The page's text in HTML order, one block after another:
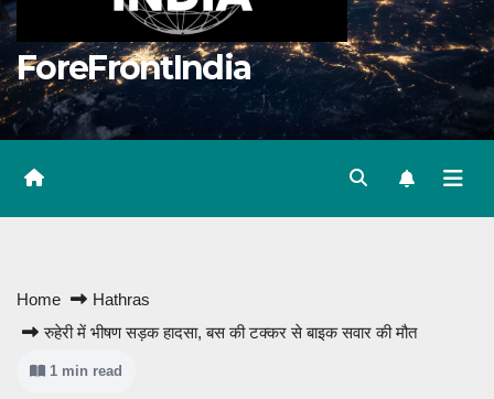
ForeFrontIndia
Home
Hathras
रुहेरी में भीषण सड़क हादसा, बस की टक्कर से बाइक सवार की मौत
1 min read